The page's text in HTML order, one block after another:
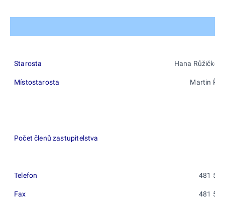
Starosta Hana
Místostarosta Martin
Počet členů zastupitelstva
Telefon 481
Fax 481